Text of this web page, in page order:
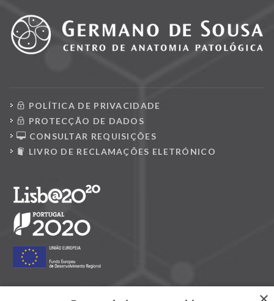
POLÍTICA DE PRIVACIDADE
PROTECÇÃO DE DADOS
CONSULTAR REQUISIÇÕES
LIVRO DE RECLAMAÇÕES ELETRÓNICO